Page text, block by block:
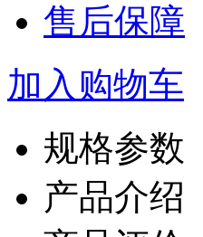
售后保障
加入购物车
规格参数
产品介绍